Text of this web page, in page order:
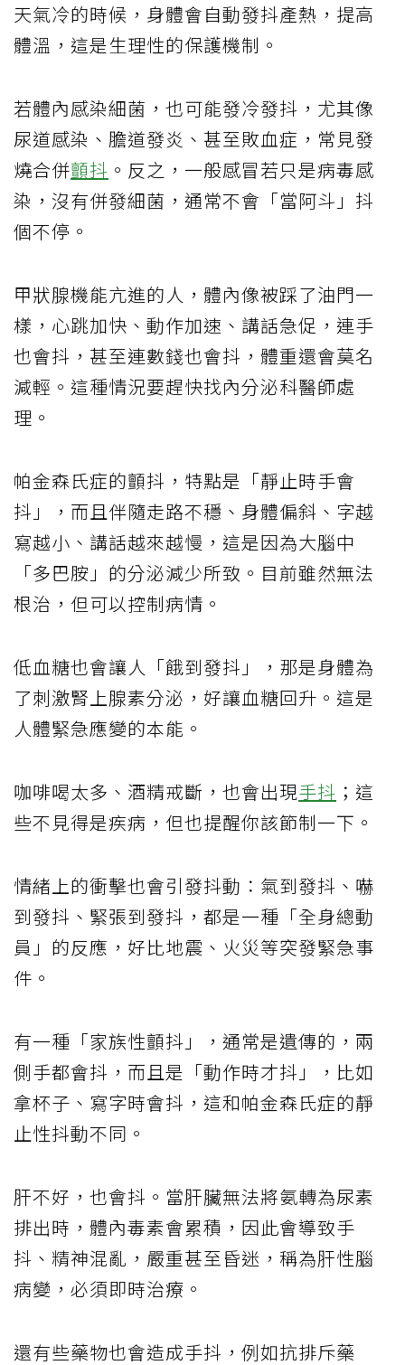
天氣冷的時候，身體會自動發抖產熱，提高
體溫，這是生理性的保護機制。
若體內感染細菌，也可能發冷發抖，尤其像
尿道感染、膽道發炎、甚至敗血症，常見發
燒合併顫抖 。反之，一般感冒若只是病毒感
染，沒有併發細菌，通常不會「當阿斗」抖
個不停。
甲狀腺機能亢進的人，體內像被踩了油門一
樣，心跳加快、動作加速、講話急促，連手
也會抖，甚至連數錢也會抖，體重還會莫名
減輕。這種情況要趕快找內分泌科醫師處
理。
帕金森氏症的顫抖，特點是「靜止時手會
抖」，而且伴隨走路不穩、身體偏斜、字越
寫越小、講話越來越慢，這是因為大腦中
「多巴胺」的分泌減少所致。目前雖然無法
根治，但可以控制病情。
低血糖也會讓人「餓到發抖」，那是身體為
了刺激腎上腺素分泌，好讓血糖回升。這是
人體緊急應變的本能。
咖啡喝太多、酒精戒斷，也會出現手抖 ；這
些不見得是疾病，但也提醒你該節制一下。
情緒上的衝擊也會引發抖動：氣到發抖、嚇
到發抖、緊張到發抖，都是一種「全身總動
員」的反應，好比地震、火災等突發緊急事
件。
有一種「家族性顫抖」，通常是遺傳的，兩
側手都會抖，而且是「動作時才抖」，比如
拿杯子、寫字時會抖，這和帕金森氏症的靜
止性抖動不同。
肝不好，也會抖。當肝臟無法將氨轉為尿素
排出時，體內毒素會累積，因此會導致手
抖、精神混亂，嚴重甚至昏迷，稱為肝性腦
病變，必須即時治療。
還有些藥物也會造成手抖，例如抗排斥藥